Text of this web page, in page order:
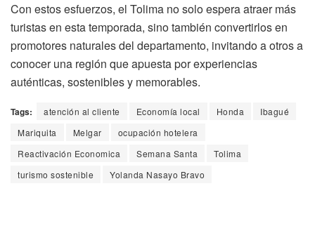
Con estos esfuerzos, el Tolima no solo espera atraer más
turistas en esta temporada, sino también convertirlos en
promotores naturales del departamento, invitando a otros a
conocer una región que apuesta por experiencias
auténticas, sostenibles y memorables.
Tags: atención al cliente Economía local Honda
Ibagué
Mariquita
Melgar
ocupación hotelera
Reactivación Economica
Semana Santa
Tolima
turismo sostenible
Yolanda Nasayo Bravo